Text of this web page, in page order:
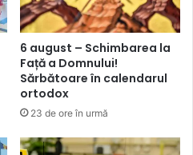
6 august – Schimbarea la
Față a Domnului!
Sărbătoare în calendarul
ortodox
23 de ore în urmă